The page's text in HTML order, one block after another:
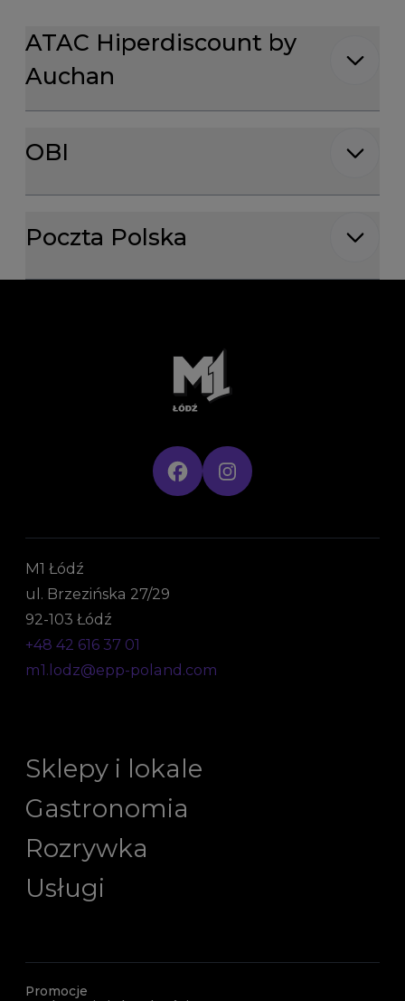
Godziny otwarcia dla: ATAC Hiperdiscount by
ATAC Hiperdiscount by
Auchan
OBI
Poczta Polska
M1 Łódź
ul. Brzezińska 27/29
92-103 Łódź
+48 42 616 37 01
m1.lodz@epp-poland.com
Sklepy i lokale
Gastronomia
Rozrywka
Usługi
Promocje